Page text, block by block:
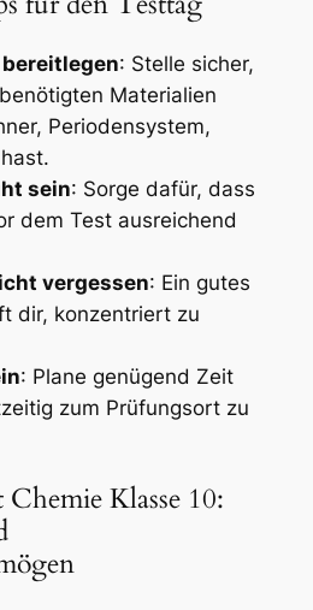
: Stelle sicher,
Materialien
Periodensystem,
sein: Sorge dafür, dass
dem Test ausreichend
vergessen: Ein gutes
dir, konzentriert zu
: Plane genügend Zeit
zum Prüfungsort zu
Klasse 10: